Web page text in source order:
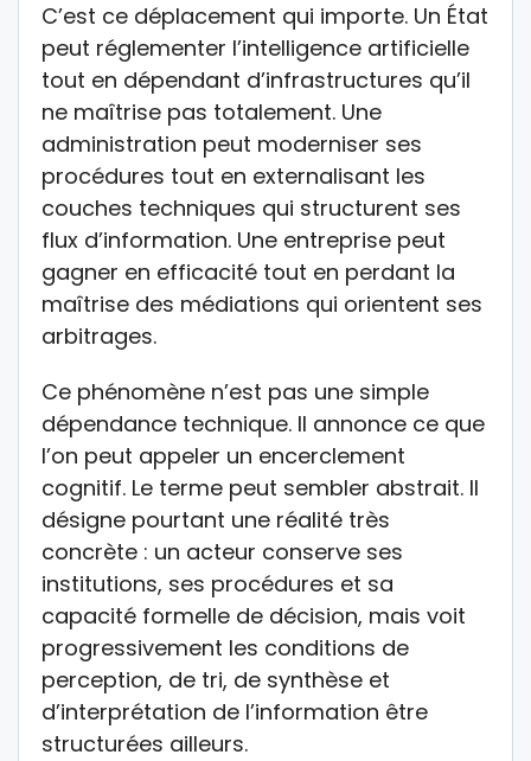
C’est ce déplacement qui importe. Un État
peut réglementer l’intelligence artificielle
tout en dépendant d’infrastructures qu’il
ne maîtrise pas totalement. Une
administration peut moderniser ses
procédures tout en externalisant les
couches techniques qui structurent ses
flux d’information. Une entreprise peut
gagner en efficacité tout en perdant la
maîtrise des médiations qui orientent ses
arbitrages.
Ce phénomène n’est pas une simple
dépendance technique. Il annonce ce que
l’on peut appeler un encerclement
cognitif. Le terme peut sembler abstrait. Il
désigne pourtant une réalité très
concrète : un acteur conserve ses
institutions, ses procédures et sa
capacité formelle de décision, mais voit
progressivement les conditions de
perception, de tri, de synthèse et
d’interprétation de l’information être
structurées ailleurs.